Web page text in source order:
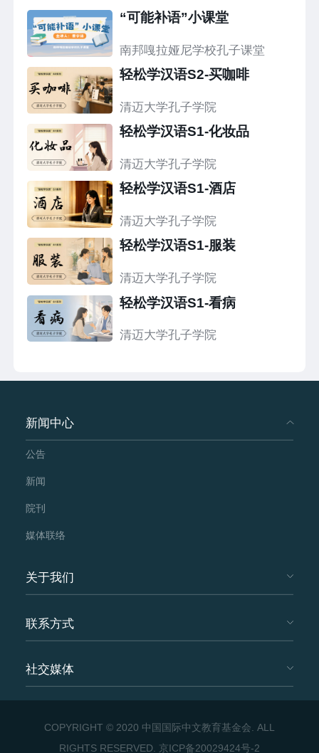
“可能补语”小课堂
南邦嘎拉娅尼学校孔子课堂
轻松学汉语S2-买咖啡
清迈大学孔子学院
轻松学汉语S1-化妆品
清迈大学孔子学院
轻松学汉语S1-酒店
清迈大学孔子学院
轻松学汉语S1-服装
清迈大学孔子学院
轻松学汉语S1-看病
清迈大学孔子学院
新闻中心
公告
新闻
院刊
媒体联络
关于我们
联系方式
社交媒体
COPYRIGHT © 2020 中国国际中文教育基金会. ALL
RIGHTS RESERVED. 京ICP备20029424号-2